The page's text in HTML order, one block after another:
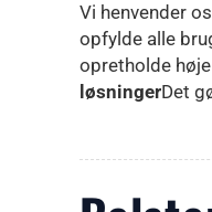
Vi henvender
opfylde alle
opretholde
løsningerDet